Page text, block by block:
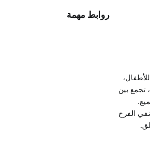
تجمع بين
الفرح
روابط مهمة